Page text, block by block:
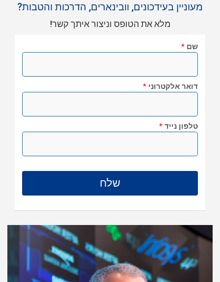
מעוניין בעידכונים, וובינארים, הדרכות והטבות?
מלא את הטופס וניצור איתך קשר!
שם *
דואר אלקטרוני *
טלפון נייד *